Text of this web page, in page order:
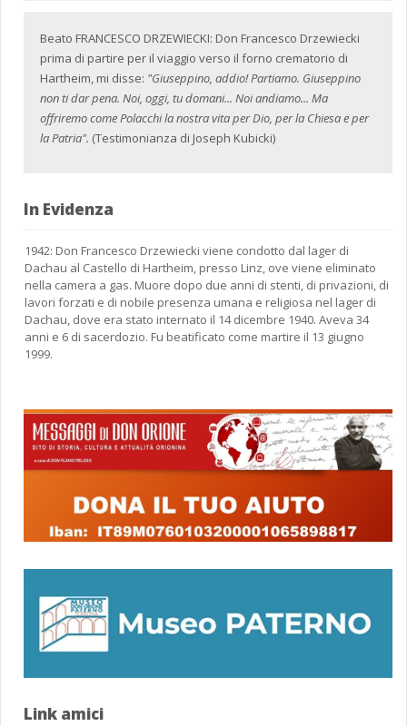
Beato FRANCESCO DRZEWIECKI: Don Francesco Drzewiecki
prima di partire per il viaggio verso il forno crematorio di
Hartheim, mi disse: "Giuseppino, addio! Partiamo. Giuseppino
non ti dar pena. Noi, oggi, tu domani... Noi andiamo... Ma
offriremo come Polacchi la nostra vita per Dio, per la Chiesa e per
la Patria". (Testimonianza di Joseph Kubicki)
In Evidenza
1942: Don Francesco Drzewiecki viene condotto dal lager di
Dachau al Castello di Hartheim, presso Linz, ove viene eliminato
nella camera a gas. Muore dopo due anni di stenti, di privazioni, di
lavori forzati e di nobile presenza umana e religiosa nel lager di
Dachau, dove era stato internato il 14 dicembre 1940. Aveva 34
anni e 6 di sacerdozio. Fu beatificato come martire il 13 giugno
1999.
Link amici